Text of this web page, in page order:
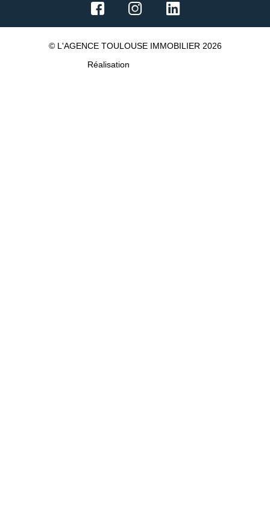
© L'AGENCE TOULOUSE IMMOBILIER 2026
Réalisation